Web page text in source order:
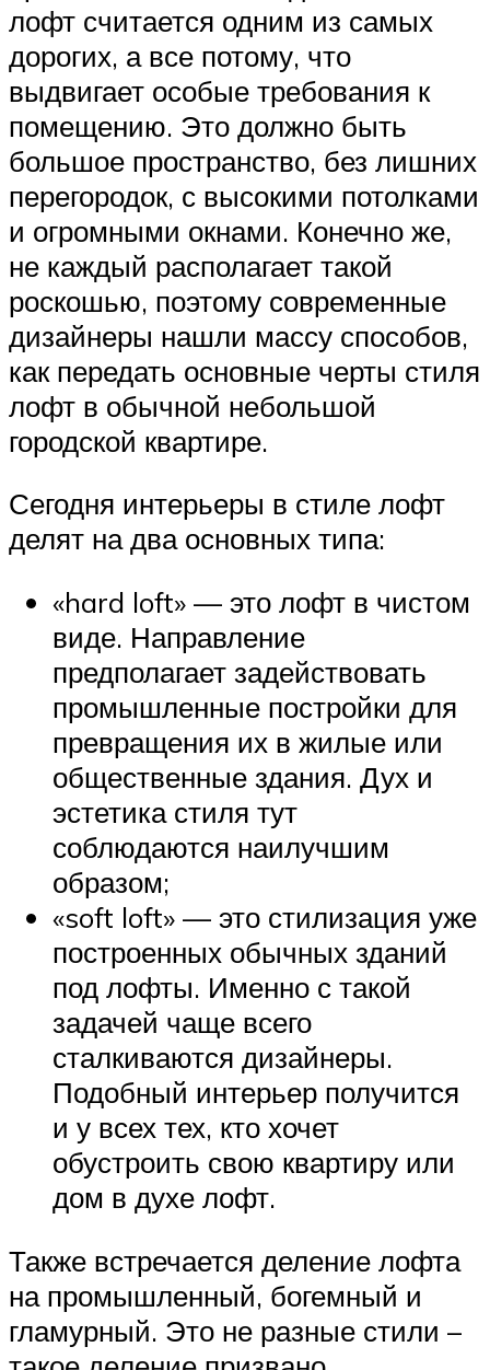
лофт считается одним из самых
дорогих, а все потому, что
выдвигает особые требования к
помещению. Это должно быть
большое пространство, без лишних
перегородок, с высокими потолками
и огромными окнами. Конечно же,
не каждый располагает такой
роскошью, поэтому современные
дизайнеры нашли массу способов,
как передать основные черты стиля
лофт в обычной небольшой
городской квартире.
Сегодня интерьеры в стиле лофт
делят на два основных типа:
«hard loft» — это лофт в чистом
виде. Направление
предполагает задействовать
промышленные постройки для
превращения их в жилые или
общественные здания. Дух и
эстетика стиля тут
соблюдаются наилучшим
образом;
«soft loft» — это стилизация уже
построенных обычных зданий
под лофты. Именно с такой
задачей чаще всего
сталкиваются дизайнеры.
Подобный интерьер получится
и у всех тех, кто хочет
обустроить свою квартиру или
дом в духе лофт.
Также встречается деление лофта
на промышленный, богемный и
гламурный. Это не разные стили –